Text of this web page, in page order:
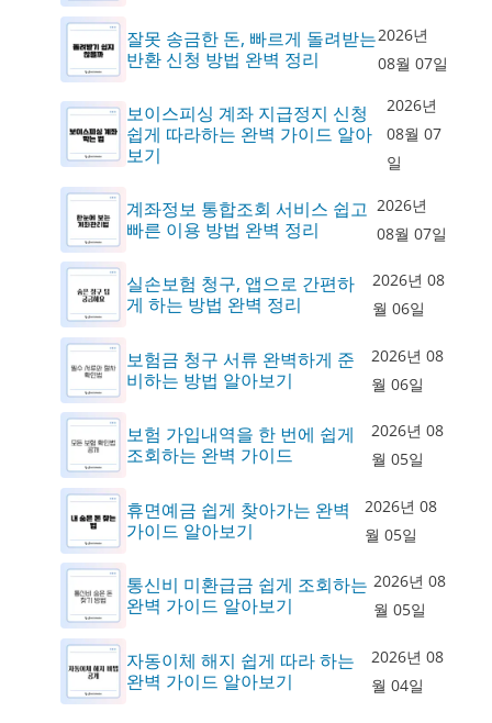
잘못 송금한 돈, 빠르게 돌려받는
반환 신청 방법 완벽 정리
2026년
08월 07일
보이스피싱 계좌 지급정지 신청
쉽게 따라하는 완벽 가이드 알아
보기
2026년
08월 07
일
계좌정보 통합조회 서비스 쉽고
빠른 이용 방법 완벽 정리
2026년
08월 07일
실손보험 청구, 앱으로 간편하
게 하는 방법 완벽 정리
2026년 08
월 06일
보험금 청구 서류 완벽하게 준
비하는 방법 알아보기
2026년 08
월 06일
보험 가입내역을 한 번에 쉽게
조회하는 완벽 가이드
2026년 08
월 05일
휴면예금 쉽게 찾아가는 완벽
가이드 알아보기
2026년 08
월 05일
통신비 미환급금 쉽게 조회하는
완벽 가이드 알아보기
2026년 08
월 05일
자동이체 해지 쉽게 따라 하는
완벽 가이드 알아보기
2026년 08
월 04일